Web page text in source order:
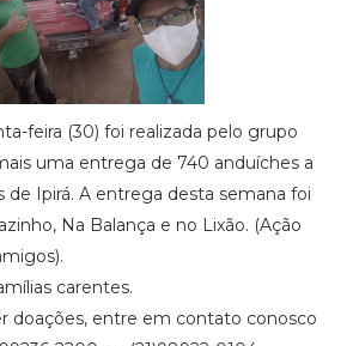
feira (30) foi realizada pelo grupo
uma entrega de 740 anduíches a
de Ipirá. A entrega desta semana foi
Na Balança e no Lixão. (Ação
carentes.
doações, entre em contato conosco